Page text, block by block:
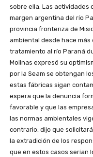
sobre ella. Las actividades
margen argentina del río
provincia fronteriza de
ambiental desde hace
tratamiento al río Paraná
Molinas expresó su
por la Seam se obtengan
estas fábricas sigan
espera que la denuncia
favorable y que las
las normas ambientales
contrario, dijo que
la extradición de los
que en estos casos serían